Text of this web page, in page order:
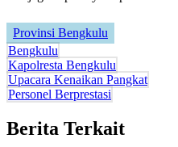
Provinsi Bengkulu
Bengkulu
Kapolresta Bengkulu
Upacara Kenaikan Pangkat
Personel Berprestasi
Berita Terkait